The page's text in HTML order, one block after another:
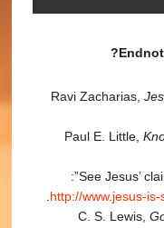
”:
http://www.jesus-